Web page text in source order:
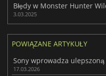
3.03.2025
POWIĄZANE ARTYKUŁY
17.03.2026